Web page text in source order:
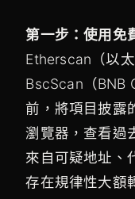
第一步：使用免
Etherscan（以
BscScan（BNB
前，將項目披露
瀏覽器，查看過
來自可疑地址、
存在規律性大額